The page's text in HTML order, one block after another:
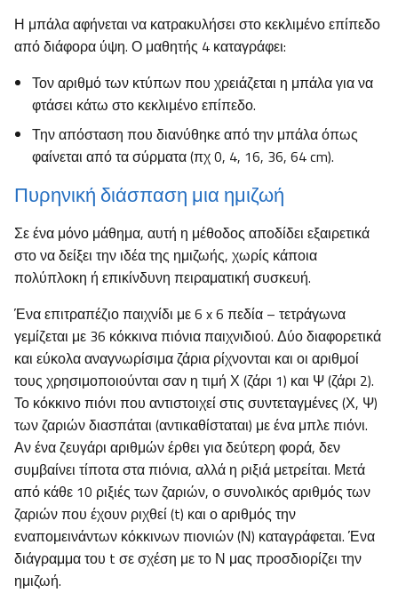
Η μπάλα αφήνεται να κατρακυλήσει στο κεκλιμένο επίπεδο
από διάφορα ύψη. Ο μαθητής 4 καταγράφει:
Τον αριθμό των κτύπων που χρειάζεται η μπάλα για να
φτάσει κάτω στο κεκλιμένο επίπεδο.
Την απόσταση που διανύθηκε από την μπάλα όπως
φαίνεται από τα σύρματα (πχ 0, 4, 16, 36, 64 cm).
Πυρηνική διάσπαση μια ημιζωή
Σε ένα μόνο μάθημα, αυτή η μέθοδος αποδίδει εξαιρετικά
στο να δείξει την ιδέα της ημιζωής, χωρίς κάποια
πολύπλοκη ή επικίνδυνη πειραματική συσκευή.
Ένα επιτραπέζιο παιχνίδι με 6 x 6 πεδία – τετράγωνα
γεμίζεται με 36 κόκκινα πιόνια παιχνιδιού. Δύο διαφορετικά
και εύκολα αναγνωρίσιμα ζάρια ρίχνονται και οι αριθμοί
τους χρησιμοποιούνται σαν η τιμή Χ (ζάρι 1) και Ψ (ζάρι 2).
Το κόκκινο πιόνι που αντιστοιχεί στις συντεταγμένες (Χ, Ψ)
των ζαριών διασπάται (αντικαθίσταται) με ένα μπλε πιόνι.
Αν ένα ζευγάρι αριθμών έρθει για δεύτερη φορά, δεν
συμβαίνει τίποτα στα πιόνια, αλλά η ριξιά μετρείται. Μετά
από κάθε 10 ριξιές των ζαριών, ο συνολικός αριθμός των
ζαριών που έχουν ριχθεί (t) και ο αριθμός την
εναπομεινάντων κόκκινων πιονιών (Ν) καταγράφεται. Ένα
διάγραμμα του t σε σχέση με το Ν μας προσδιορίζει την
ημιζωή.